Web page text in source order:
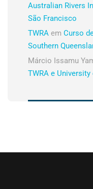
Australian Rivers
São Francisco
TWRA em Curso
Southern
Márcio Issamu
TWRA e